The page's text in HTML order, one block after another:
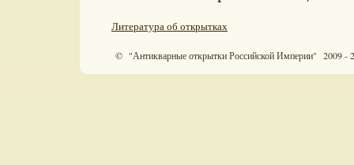
Литература об открытках
© "Антикварные открытки Российской Империи" 2009 -